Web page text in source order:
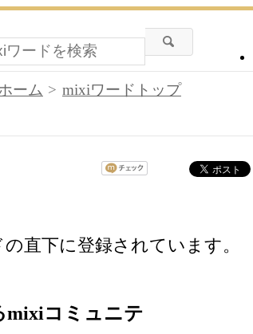
ーム
mixiワードトップ
直下に登録されています。
mixiコミュニテ